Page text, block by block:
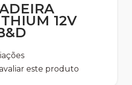
12V
este produto